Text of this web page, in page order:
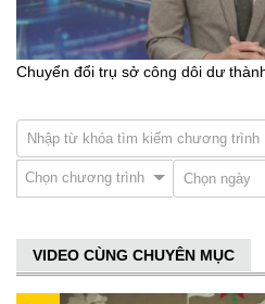
Chuyển đổi trụ sở công dôi dư
Chọn chương trình
VIDEO CÙNG CHUYÊN MỤC